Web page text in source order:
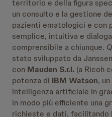
territorio e della figura
un consulto e la gestione
pazienti ematologici e con
semplice, intuitiva e
comprensibile a chiunque.
stato sviluppato da
con Mauden S.r.l. (a Ricoh
potenza di IBM Watson,
intelligenza artificiale in
in modo più efficiente una
richieste e dati, facilitando